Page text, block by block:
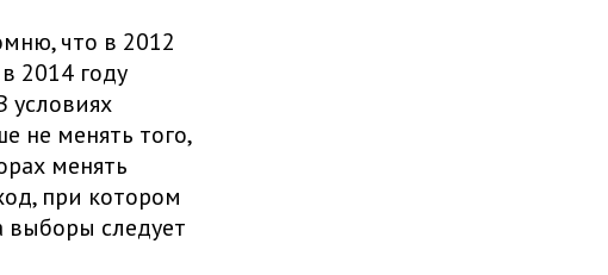
что в 2012
2014 году
условиях
не менять того,
менять
при котором
выборы следует